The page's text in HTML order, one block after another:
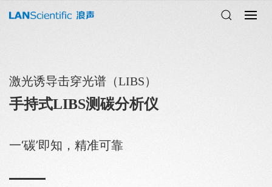
激光诱导击穿光谱（LIBS）
手持式LIBS测碳分析仪
一‘碳’即知，精准可靠